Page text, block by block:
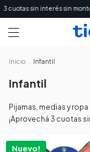
mínimo 6
Inicio Infantil
Infantil
Pijamas, medias y
¡Aprovechá 3 cuotas
Nuevo!